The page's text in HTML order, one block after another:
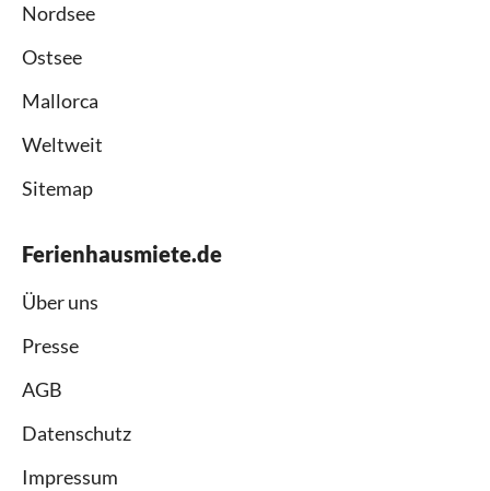
Nordsee
Ostsee
Mallorca
Weltweit
Sitemap
Ferienhausmiete.de
Über uns
Presse
AGB
Datenschutz
Impressum